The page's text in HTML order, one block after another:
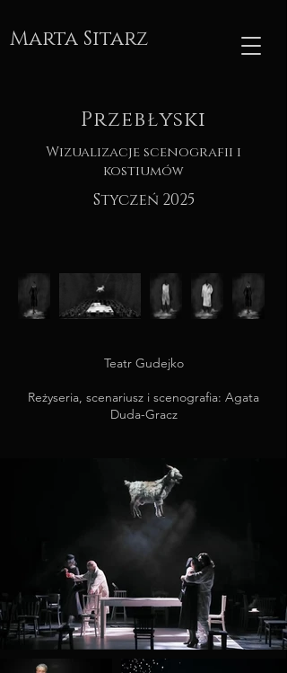
Marta Sitarz
Przebłyski
Wizualizacje scenografii i
kostiumów
Styczeń 2025
Teatr Gudejko
Reżyseria, scenariusz i scenografia: Agata
Duda-Gracz